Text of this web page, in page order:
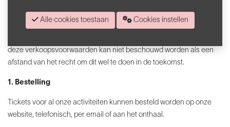
ogenblik zonder voorafgaandelijke verwittiging te wijzigen.
deze verkoops­voorwaarden kan niet beschouwd worden als een
afstand van het recht om dit wel te doen in de toekomst.
1. Bestelling
Tickets voor al onze activiteiten kunnen besteld worden op onze
website, telefonisch, per email of aan het onthaal.
Alle cookies toestaan Cookies instellen